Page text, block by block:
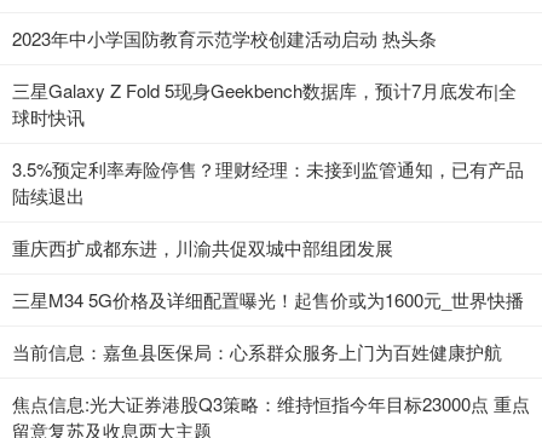
2023年中小学国防教育示范学校创建活动启动 热头条
三星Galaxy Z Fold 5现身Geekbench数据库，预计7月底发布|全
球时快讯
3.5%预定利率寿险停售？理财经理：未接到监管通知，已有产品
陆续退出
重庆西扩成都东进，川渝共促双城中部组团发展
三星M34 5G价格及详细配置曝光！起售价或为1600元_世界快播
当前信息：嘉鱼县医保局：心系群众服务上门为百姓健康护航
焦点信息:光大证券港股Q3策略：维持恒指今年目标23000点 重点
留意复苏及收息两大主题